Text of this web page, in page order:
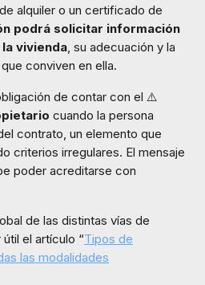
alquiler o un certificado de
podrá solicitar información
vivienda, su adecuación y la
conviven en ella.
de contar con el ⚠️
cuando la persona
contrato, un elemento que
criterios irregulares. El mensaje
poder acreditarse con
de las distintas vías de
el artículo “Tipos de
las modalidades